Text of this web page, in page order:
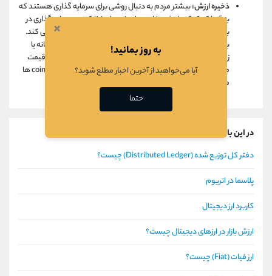
ذخیره ارزش:بیشتر مردم به دنبال روشی برای سرمایه گذاری هستند که
به آنها کمک کند ارزش دارایی های خود را حفظ کنند. سرمایه گذاری در
بازارهای مالی مانند املاک و مستغلات و طلا مشکلاتی را ایجاد می کند.
به عنوان مثال، اگر بلافاصله به پول نقد نیاز دارید، نمی توانید خانه یا
زمین را به سرعت بفروشید. علاوه بر این، نگهداری کالاهای گران قیمت
مانند طلا مشکلات زیادی را به همراه دارد. این در حالی است که coin ها
می توانند به عنوان ذخیره ارزش استفاده شوند.
در این باره بیشتر بخوانید
دفتر کل توزیع شده (Distributed Ledger) چیست؟
پلاسما در اتریوم
کاربرد ارز دیجیتال
ارزش بازار در ارزهای دیجیتال چیست؟
ارز فیات (Fiat) چیست؟
×
به روز بمانید!
آیا می‌خواهید از آخرین اخبار مطلع شوید؟
حتما